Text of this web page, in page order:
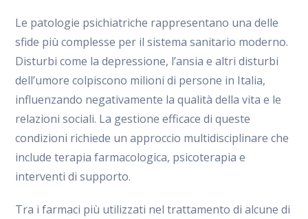
Le patologie psichiatriche rappresentano una delle
sfide più complesse per il sistema sanitario moderno.
Disturbi come la depressione, l’ansia e altri disturbi
dell’umore colpiscono milioni di persone in Italia,
influenzando negativamente la qualità della vita e le
relazioni sociali. La gestione efficace di queste
condizioni richiede un approccio multidisciplinare che
include terapia farmacologica, psicoterapia e
interventi di supporto.
Tra i farmaci più utilizzati nel trattamento di alcune di